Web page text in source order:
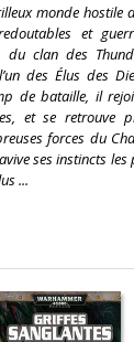
monde hostile
et
du clan des
des Élus des
de bataille, il
et se retrouve
forces du
ses instincts
...